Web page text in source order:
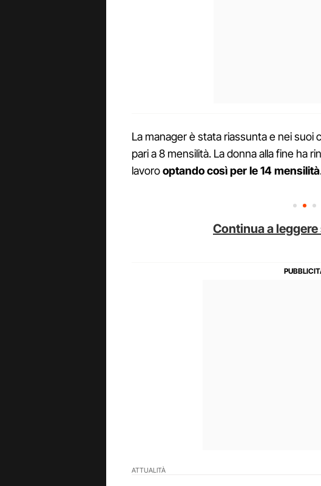
La manager è stata riassunta e nei
pari a 8 mensilità. La donna alla fine ha
lavorooptando così per le 14 mensilità
Continua a
ATTUALITÀ